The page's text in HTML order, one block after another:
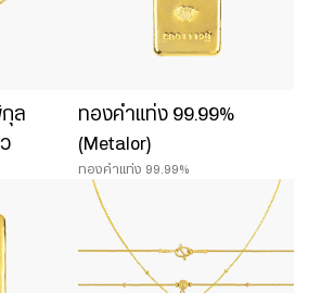
ล
ทองคำแท่ง 99.99%
(Metalor)
ทองคำแท่ง 99.99%